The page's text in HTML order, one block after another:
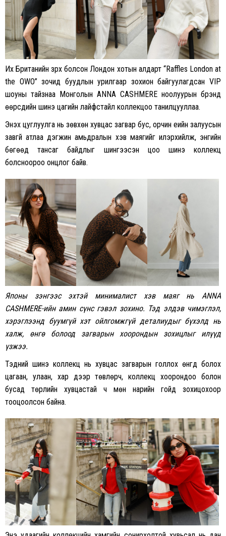
Их Британийн зүрх болсон Лондон хотын алдарт “Raffles London at
the OWO” зочид буудлын урилгаар зохион байгуулагдсан VIP
шоуны тайзнаа Монголын ANNA CASHMERE ноолуурын брэнд
өөрсдийн шинэ цагийн лайфстайл коллекцоо танилцууллаа.
Энэхүү цуглуулга нь зөвхөн хувцас загвар бус, орчин үеийн залуусын
завгүй атлаа дэгжин амьдралын хэв маягийг илэрхийлж, энгийн
бөгөөд тансаг байдлыг шингээсэн цоо шинэ коллекц
болсноороо онцлог байв.
Японы зэнгээс эхтэй минималист хэв маяг нь ANNA
CASHMERE-ийн амин сүнс гэвэл зохино. Тэд элдэв чимэглэл,
хэрэглээнд буумгүй хэт ойлгомжгүй деталиудыг бүхэлд нь
халж, өнгө болоод загварын хоорондын зохицлыг илүүд
үзжээ.
Тэдний шинэ коллекц нь хувцас загварын голлох өнгүүд болох
цагаан, улаан, хар дээр төвлөрч, коллекц хоорондоо болон
бусад төрлийн хувцастай ч мөн нарийн гойд зохицохоор
тооцоолсон байна.